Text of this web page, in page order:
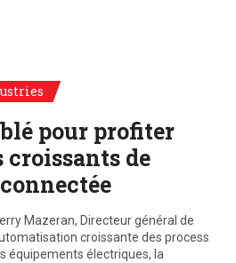
pour profiter
croissants de
Mazeran, Directeur général de
croissante des process
équipements électriques, la